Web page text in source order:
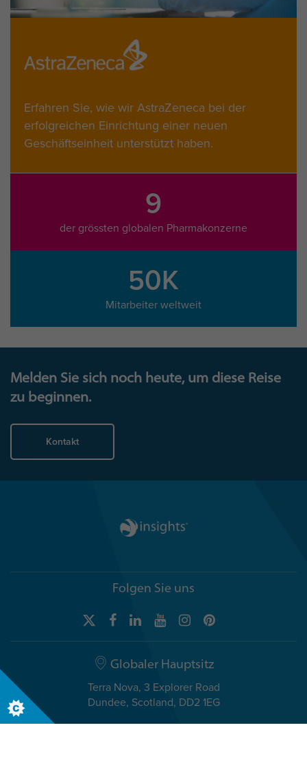
Erfahren Sie, wie wir AstraZeneca bei der
erfolgreichen Einrichtung einer neuen
Geschäftseinheit unterstützt haben.
9
der grössten globalen Pharmakonzerne
50K
Mitarbeiter weltweit
Melden Sie sich noch heute, um diese Reise
zu beginnen.
Kontakt
Folgen Sie uns
Globaler Hauptsitz
Terra Nova, 3 Explorer Road
Dundee, Scotland, DD2 1EG